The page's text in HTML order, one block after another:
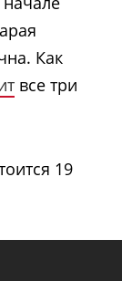
Как
все три
19